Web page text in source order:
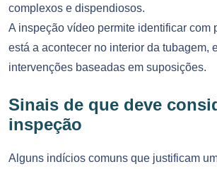
complexos e dispendiosos.
A inspeção vídeo permite identificar com
está a acontecer no interior da tubagem,
intervenções baseadas em suposições.
Sinais de que deve
inspeção
Alguns indícios comuns que justificam